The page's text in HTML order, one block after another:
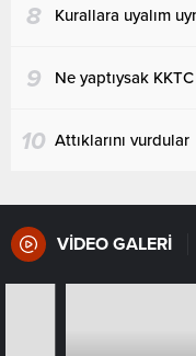
8 Kurallara uyalım
9 Ne yaptıysak
10 Attıklarını vurdular
VİDEO GALERİ